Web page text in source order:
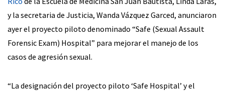
y la secretaria de Justicia, Wanda Vázquez Garced, anunciaron
ayer el proyecto piloto denominado “Safe (Sexual Assault
Forensic Exam) Hospital” para mejorar el manejo de los
casos de agresión sexual.
“La designación del proyecto piloto ‘Safe Hospital’ y el